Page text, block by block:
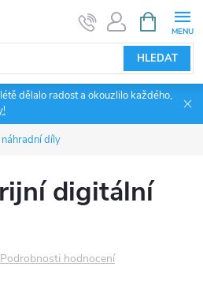
HLEDAT
NÁKUPNÍ
KOŠÍK
dělalo radost a okouzlilo každého,
díly
digitální
Podrobnosti hodnocení